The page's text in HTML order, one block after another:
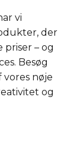
vi
der
– og
Besøg
vores nøje
og